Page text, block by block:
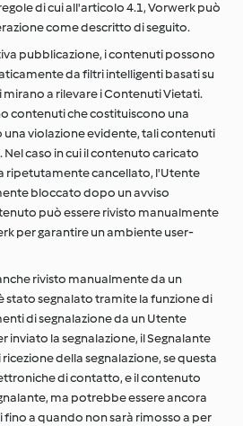
di cui all'articolo 4.1, Vorwerk può
come descritto di seguito.
pubblicazione, i contenuti possono
da filtri intelligenti basati su
mirano a rilevare i Contenuti Vietati.
contenuti che costituiscono una
violazione evidente, tali contenuti
caso in cui il contenuto caricato
ripetutamente cancellato, l'Utente
bloccato dopo un avviso
può essere rivisto manualmente
per garantire un ambiente user-
rivisto manualmente da un
stato segnalato tramite la funzione di
di segnalazione da un Utente
inviato la segnalazione, il Segnalante
della segnalazione, se questa
di contatto, e il contenuto
ma potrebbe essere ancora
a quando non sarà rimosso a per